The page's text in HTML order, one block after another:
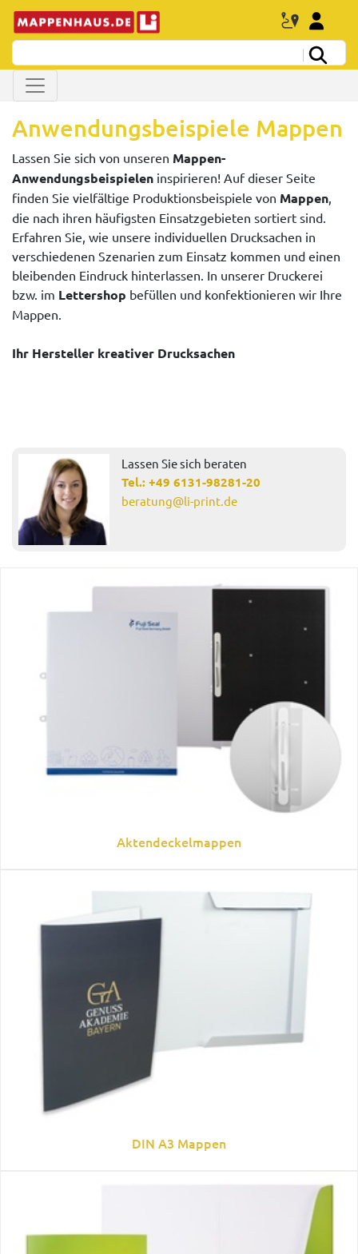
Anwendungsbeispiele Mappen
Lassen Sie sich von unseren Mappen-
Anwendungsbeispielen inspirieren! Auf dieser Seite
finden Sie vielfältige Produktionsbeispiele von Mappen
die nach ihren häufigsten Einsatzgebieten sortiert sind.
Erfahren Sie, wie unsere individuellen Drucksachen in
verschiedenen Szenarien zum Einsatz kommen und einen
bleibenden Eindruck hinterlassen. In unserer Druckerei
bzw. im Lettershop befüllen und konfektionieren wir Ihre
Mappen.
Ihr Hersteller kreativer Drucksachen
Lassen Sie sich beraten
Tel.: +49 6131-98281-20
beratung@li-print.de
Aktendeckelmappen
DIN A3 Mappen